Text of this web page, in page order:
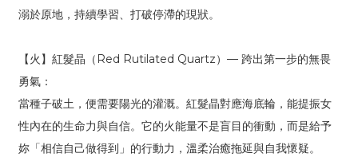
溺於原地，持續學習、打破停滯的現狀。
【火】紅髮晶（Red Rutilated Quartz）— 跨出第一步的無畏
勇氣：
當種子破土，便需要陽光的灌溉。紅髮晶對應海底輪，能提振女
性內在的生命力與自信。它的火能量不是盲目的衝動，而是給予
妳「相信自己做得到」的行動力，溫柔治癒拖延與自我懷疑。